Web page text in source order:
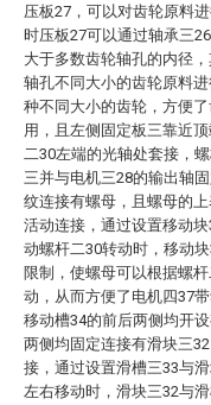
压板27，可以对齿轮原料
时压板27可以通过轴承三
大于多数齿轮轴孔的内径
轴孔不同大小的齿轮原料
种不同大小的齿轮，方便
用，且左侧固定板三靠近
二30左端的光轴处套接，
三并与电机三28的输出轴
纹连接有螺母，且螺母的
活动连接，通过设置移动
动螺杆二30转动时，移动
限制，使螺母可以根据螺
动，从而方便了电机四37
移动槽34的前后两侧均开
两侧均固定连接有滑块三
接，通过设置滑槽三33与
左右移动时，滑块三32与